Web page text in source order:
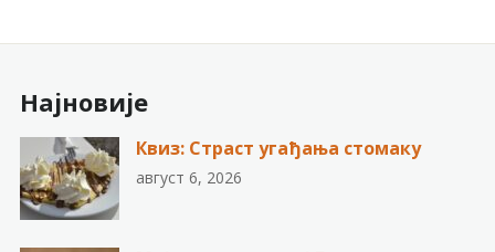
Најновије
Квиз: Страст угађања стомаку
август 6, 2026